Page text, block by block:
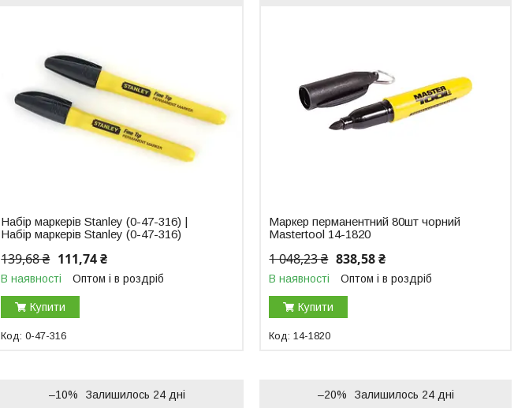
Набір маркерів Stanley (0-47-316) |
Набір маркерів Stanley (0-47-316)
139,68 ₴ 111,74 ₴
В наявності Оптом і в роздріб
Купити
0-47-316
Маркер перманентний 80шт чорний
Mastertool 14-1820
1 048,23 ₴ 838,58 ₴
В наявності Оптом і в роздріб
Купити
14-1820
–10% Залишилось 24 дні –20% Залишилось 24 дні